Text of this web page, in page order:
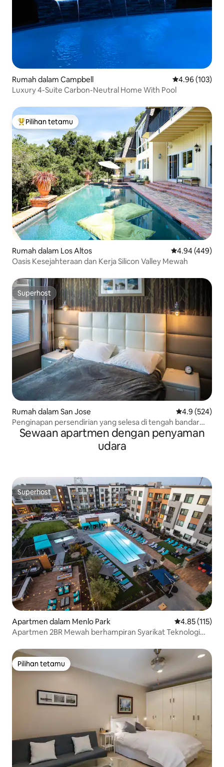
Rumah dalam Campbell Penarafan
4.96 (103)
Luxury 4-Suite Carbon-Neutral Home With Pool
Pilihan utama tetamu
Pilihan tetamu
Rumah dalam Los Altos Penarafan
4.94 (449)
Oasis Kesejahteraan dan Kerja Silicon Valley Mewah
Superhost
Superhost
Rumah dalam San Jose Penarafan
4.9 (524)
Penginapan persendirian yang selesa di tengah bandar
San Jose
Sewaan apartmen dengan penyaman
udara
Superhost
Superhost
Apartmen dalam Menlo Park Penarafan
4.85 (115)
Apartmen 2BR Mewah berhampiran Syarikat Teknologi
Pilihan tetamu
Pilihan tetamu